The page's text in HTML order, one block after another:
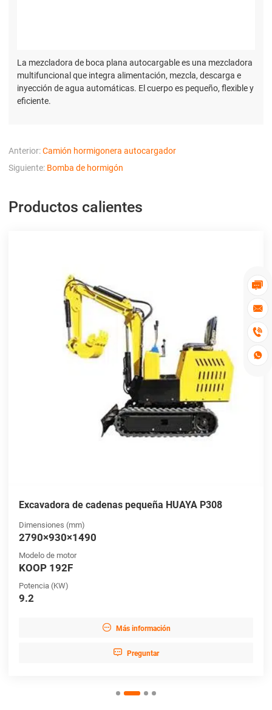




La mezcladora de boca plana autocargable es una mezcladora
multifuncional que integra alimentación, mezcla, descarga e
inyección de agua automáticas. El cuerpo es pequeño, flexible y
eficiente.
Anterior:Camión hormigonera autocargador
Siguiente: Bomba de hormigón
Productos calientes
Excavadora de cadenas pequeña HUAYA P308
Dimensiones (mm)
2790×930×1490
Modelo de motor
KOOP 192F
Potencia (KW)
9.2
 Más información
 Preguntar